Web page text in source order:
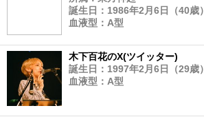
誕生日：1986年2月6日（40歳）
血液型：A型
木下百花のX(ツイッター)
誕生日：1997年2月6日（29歳）
血液型：A型